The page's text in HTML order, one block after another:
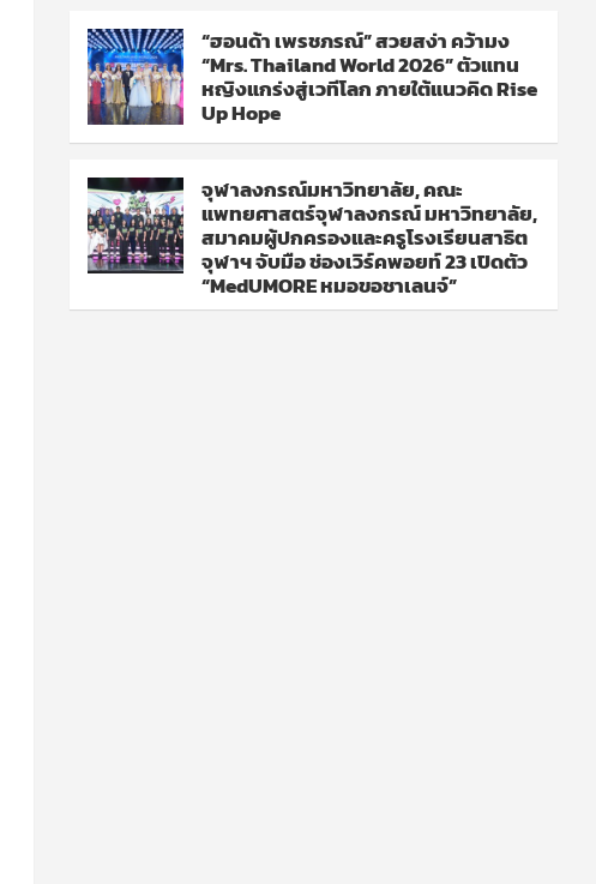
“ฮอนด้า เพรชภรณ์” สวยสง่า คว้ามง
“Mrs. Thailand World 2026” ตัวแทน
หญิงแกร่งสู่เวทีโลก ภายใต้แนวคิด Rise
Up Hope
จุฬาลงกรณ์มหาวิทยาลัย, คณะ
แพทยศาสตร์จุฬาลงกรณ์ มหาวิทยาลัย,
สมาคมผู้ปกครองและครูโรงเรียนสาธิต
จุฬาฯ จับมือ ช่องเวิร์คพอยท์ 23 เปิดตัว
“MedUMORE หมอขอชาเลนจ์”